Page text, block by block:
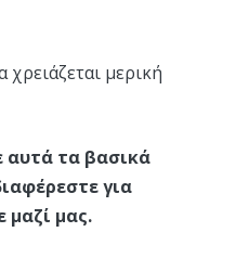
χρειάζεται μερική
αυτά τα βασικά
για
μας.